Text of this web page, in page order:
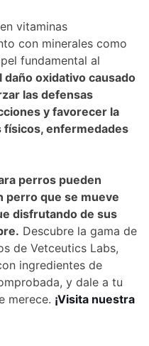
vitaminas
con minerales como
fundamental al
oxidativo causado
las defensas
y favorecer la
enfermedades
perros pueden
perro que se mueve
disfrutando de sus
Descubre la gama de
de Vetceutics Labs,
ingredientes de
y dale a tu
merece. ¡Visita nuestra